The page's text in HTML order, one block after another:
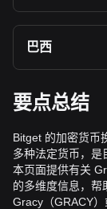
巴西
要点总结
Bitget 的加密货币
多种法定货币，是
本页面提供有关
的多维度信息，帮
Gracy（GRACY